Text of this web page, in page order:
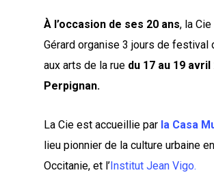
À l’occasion de ses 20 ans, la Cie
Gérard organise 3 jours de festival
aux arts de la rue du 17 au 19 avril
Perpignan.
La Cie est accueillie par la Casa
lieu pionnier de la culture urbaine en
Occitanie, et l’Institut Jean Vigo.